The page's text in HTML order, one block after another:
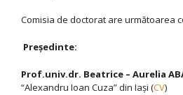
Comisia de doctorat are următoarea
Preşedinte:
Prof.univ.dr. Beatrice – Aurelia
“Alexandru Ioan Cuza” din Iaşi (CV)